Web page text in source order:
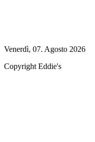
Venerdì, 07. Agosto 2026
Copyright Eddie's